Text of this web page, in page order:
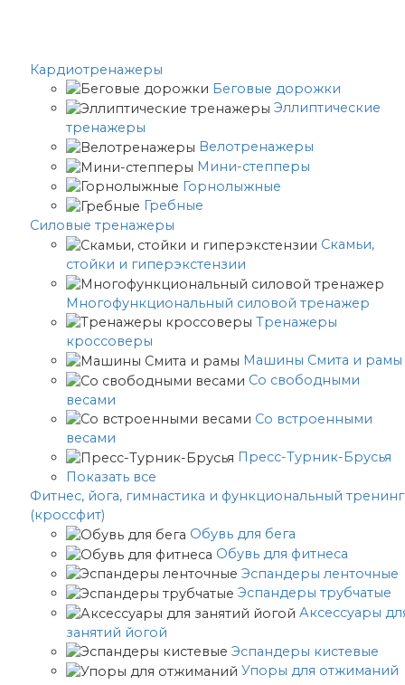
Кардиотренажеры
Беговые дорожки
Эллиптические
тренажеры
Велотренажеры
Мини-степперы
Горнолыжные
Гребные
Cиловые тренажеры
Скамьи,
стойки и гиперэкстензии
Многофункциональный силовой тренажер
Тренажеры
кроссоверы
Машины Смита и рамы
Со свободными
весами
Со встроенными
весами
Пресс-Турник-Брусья
Показать все
Фитнес, йога, гимнастика и функциональный тренинг
(кроссфит)
Обувь для бега
Обувь для фитнеса
Эспандеры ленточные
Эспандеры трубчатые
Аксессуары
занятий йогой
Эспандеры кистевые
Упоры для отжиманий